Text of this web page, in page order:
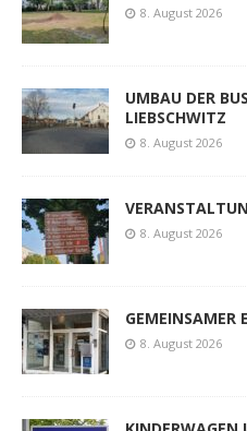
8. August 2026
UMBAU DER
LIEBSCHWITZ
8. August 2026
8. August 2026
GEMEINSAMER
8. August 2026